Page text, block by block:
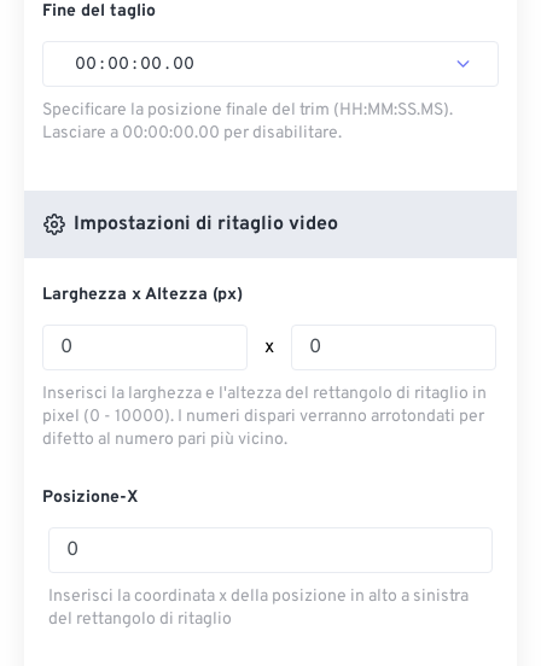
Fine del taglio
00 : 00 : 00 . 00
Specificare la posizione finale del trim (HH:MM:SS.MS).
Lasciare a 00:00:00.00 per disabilitare.
Impostazioni di ritaglio video
Larghezza x Altezza (px)
x
Inserisci la larghezza e l'altezza del rettangolo di ritaglio in
pixel (0 - 10000). I numeri dispari verranno arrotondati per
difetto al numero pari più vicino.
Posizione-X
Inserisci la coordinata x della posizione in alto a sinistra
del rettangolo di ritaglio